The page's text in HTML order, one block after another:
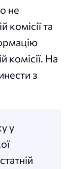
не
комісії та
комісії. На
з
у